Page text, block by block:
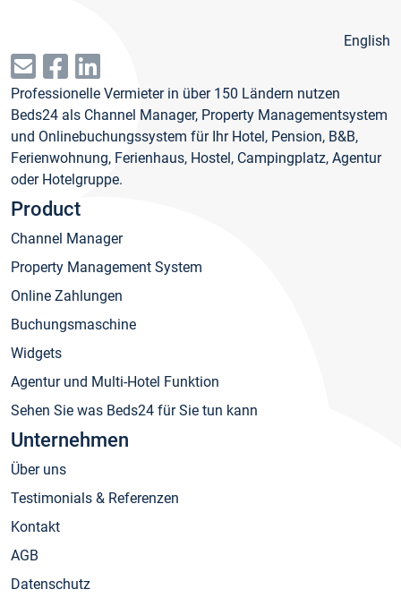
English
Professionelle Vermieter in über 150 Ländern nutzen
Beds24 als Channel Manager, Property Managementsystem
und Onlinebuchungssystem für Ihr Hotel, Pension, B&B,
Ferienwohnung, Ferienhaus, Hostel, Campingplatz, Agentur
oder Hotelgruppe.
Product
Channel Manager
Property Management System
Online Zahlungen
Buchungsmaschine
Widgets
Agentur und Multi-Hotel Funktion
Sehen Sie was Beds24 für Sie tun kann
Unternehmen
Über uns
Testimonials & Referenzen
Kontakt
AGB
Datenschutz